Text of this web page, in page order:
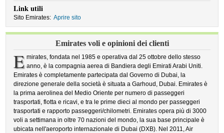
Link utili
Sito Emirates: Aprire sito
Emirates voli e opinioni dei clienti
E mirates, fondata nel 1985 e operativa dal 25 ottobre dello stesso
anno, è la compagnia aerea di Bandiera degli Emirati Arabi Uniti.
Emirates è completamente partecipata dal Governo di Dubai, la
direzione generale della società è situata a Garhoud, Dubai. Emirates è
la prima aerolinea del Medio Oriente per numero di passeggeri
trasportati, flotta e ricavi, e tra le prime dieci al mondo per passeggeri
trasportati e rapporto passeggeri/chilometri. Emirates opera più di 3000
voli a settimana in oltre 70 nazioni del mondo, la sua base principale è
ubicata nell'aeroporto internazionale di Dubai (DXB). Nel 2011, Air